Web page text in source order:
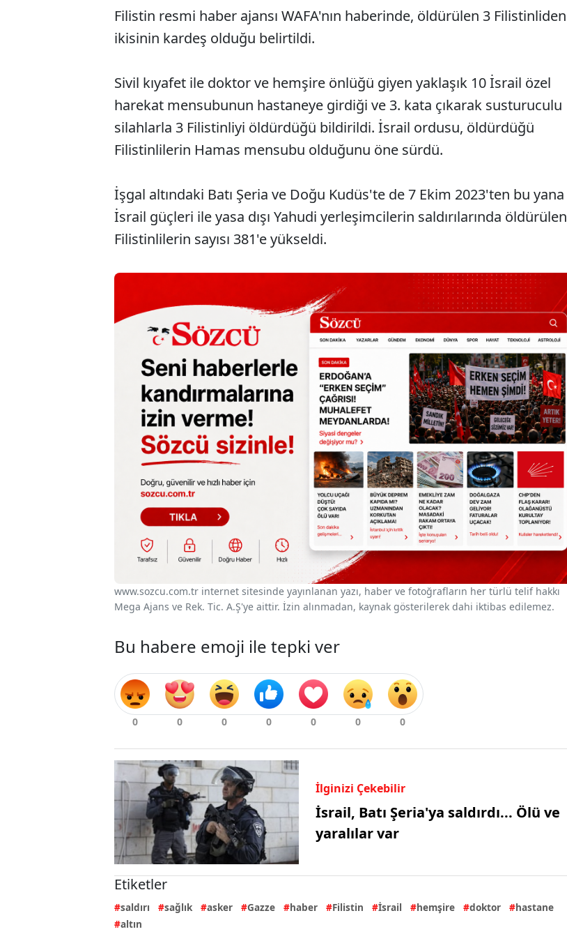
Filistin resmi haber ajansı WAFA'nın haberinde, öldürülen 3 Filistinliden
ikisinin kardeş olduğu belirtildi.
Sivil kıyafet ile doktor ve hemşire önlüğü giyen yaklaşık 10 İsrail özel
harekat mensubunun hastaneye girdiği ve 3. kata çıkarak susturuculu
silahlarla 3 Filistinliyi öldürdüğü bildirildi. İsrail ordusu, öldürdüğü
Filistinlilerin Hamas mensubu olduğunu öne sürdü.
İşgal altındaki Batı Şeria ve Doğu Kudüs'te de 7 Ekim 2023'ten bu yana
İsrail güçleri ile yasa dışı Yahudi yerleşimcilerin saldırılarında öldürülen
Filistinlilerin sayısı 381'e yükseldi.
www.sozcu.com.tr internet sitesinde yayınlanan yazı, haber ve fotoğrafların her türlü telif hakkı
Mega Ajans ve Rek. Tic. A.Ş'ye aittir. İzin alınmadan, kaynak gösterilerek dahi iktibas edilemez.
Bu habere emoji ile tepki ver
İlginizi Çekebilir
İsrail, Batı Şeria'ya saldırdı... Ölü ve
yaralılar var
Etiketler
saldırı sağlık asker Gazze haber Filistin İsrail hemşire doktor
hastane
altın